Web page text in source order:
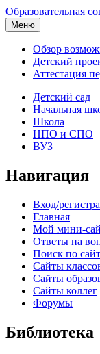
Образовательная
Меню
Обзор
Детский
Аттестация
Детский сад
Начальная
Школа
НПО и СПО
ВУЗ
Навигация
Вход/
Главная
Мой мини-
Ответы на
Поиск по
Сайты
Сайты
Сайты коллег
Форумы
Библиотека